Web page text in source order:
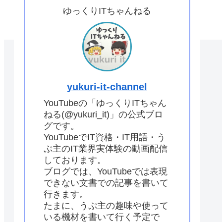
ゆっくりITちゃんねる
yukuri-it-channel
YouTubeの「ゆっくりITちゃん
ねる(@yukuri_it)」の公式ブロ
グです。
YouTubeでIT資格・IT用語・う
ぷ主のIT業界実体験の動画配信
しております。
ブログでは、YouTubeでは表現
できない文書での記事を書いて
行きます。
たまに、うぷ主の趣味や使って
いる機材を書いて行く予定で